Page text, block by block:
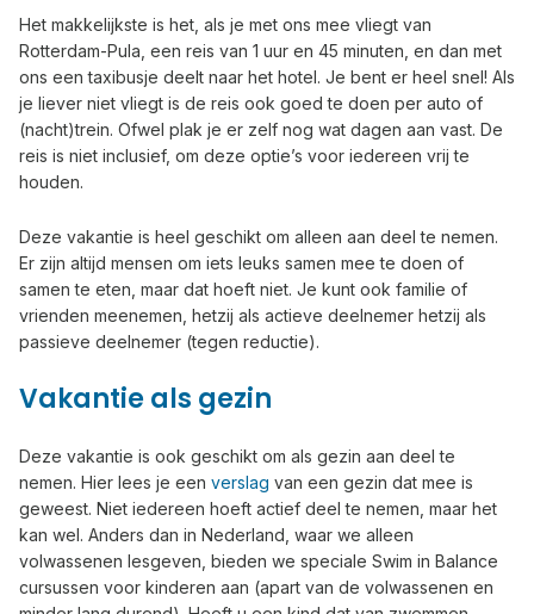
Het makkelijkste is het, als je met ons mee vliegt van
Rotterdam-Pula, een reis van 1 uur en 45 minuten, en dan met
ons een taxibusje deelt naar het hotel. Je bent er heel snel! Als
je liever niet vliegt is de reis ook goed te doen per auto of
(nacht)trein. Ofwel plak je er zelf nog wat dagen aan vast. De
reis is niet inclusief, om deze optie’s voor iedereen vrij te
houden.
Deze vakantie is heel geschikt om alleen aan deel te nemen.
Er zijn altijd mensen om iets leuks samen mee te doen of
samen te eten, maar dat hoeft niet. Je kunt ook familie of
vrienden meenemen, hetzij als actieve deelnemer hetzij als
passieve deelnemer (tegen reductie).
Vakantie als gezin
Deze vakantie is ook geschikt om als gezin aan deel te
nemen. Hier lees je een verslag van een gezin dat mee is
geweest. Niet iedereen hoeft actief deel te nemen, maar het
kan wel. Anders dan in Nederland, waar we alleen
volwassenen lesgeven, bieden we speciale Swim in Balance
cursussen voor kinderen aan (apart van de volwassenen en